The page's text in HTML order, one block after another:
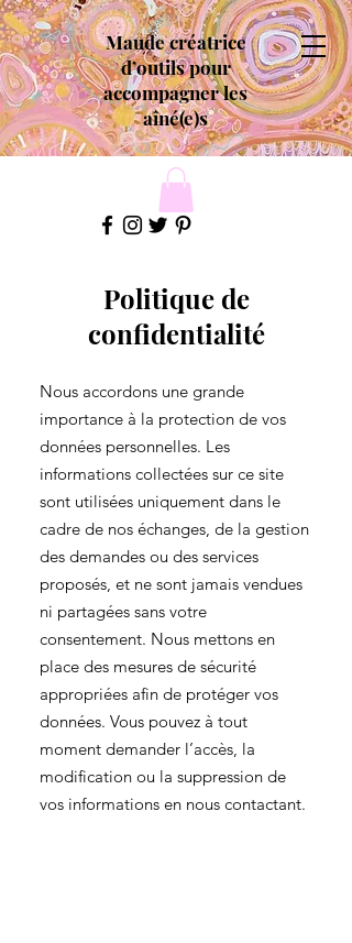
Maude créatrice
d’outils pour
accompagner les
aîné(e)s
Politique de
confidentialité
Nous accordons une grande
importance à la protection de vos
données personnelles. Les
informations collectées sur ce site
sont utilisées uniquement dans le
cadre de nos échanges, de la gestion
des demandes ou des services
proposés, et ne sont jamais vendues
ni partagées sans votre
consentement. Nous mettons en
place des mesures de sécurité
appropriées afin de protéger vos
données. Vous pouvez à tout
moment demander l’accès, la
modification ou la suppression de
vos informations en nous contactant.